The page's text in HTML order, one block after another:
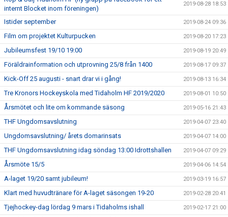
internt Blocket inom föreningen)
2019-08-28 18:53
Istider september 2019-08-24 09:36
Film om projektet Kulturpucken 2019-08-20 17:23
Jubileumsfest 19/10 19:00 2019-08-19 20:49
Föräldrainformation och utprovning 25/8 från 1400 2019-08-17 09:37
Kick-Off 25 augusti - snart drar vi i gång! 2019-08-13 16:34
Tre Kronors Hockeyskola med Tidaholm HF 2019/2020 2019-08-01 10:50
Årsmötet och lite om kommande säsong 2019-05-16 21:43
THF Ungdomsavslutning 2019-04-07 23:40
Ungdomsavslutning/ årets domarinsats 2019-04-07 14:00
THF Ungdomsavslutning idag söndag 13:00 Idrottshallen 2019-04-07 09:29
Årsmöte 15/5 2019-04-06 14:54
A-laget 19/20 samt jubileum! 2019-03-19 16:57
Klart med huvudtränare för A-laget säsongen 19-20 2019-02-28 20:41
Tjejhockey-dag lördag 9 mars i Tidaholms ishall 2019-02-17 21:00